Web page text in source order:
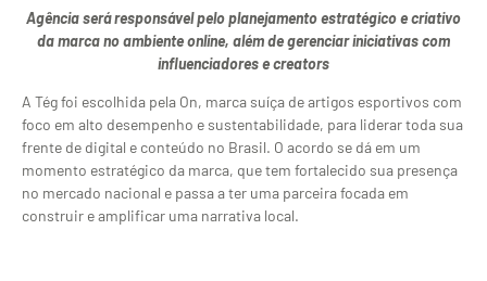
Agência será responsável pelo planejamento estratégico e criativo
da marca no ambiente online, além de gerenciar iniciativas com
influenciadores e creators
A Tég foi escolhida pela On, marca suíça de artigos esportivos com
foco em alto desempenho e sustentabilidade, para liderar toda sua
frente de digital e conteúdo no Brasil. O acordo se dá em um
momento estratégico da marca, que tem fortalecido sua presença
no mercado nacional e passa a ter uma parceira focada em
construir e amplificar uma narrativa local.